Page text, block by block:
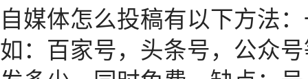
自媒体怎么投稿有以下方法
如：百家号，头条号，公众